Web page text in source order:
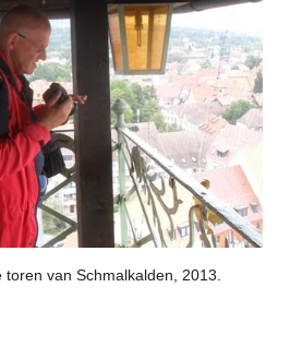
van Schmalkalden, 2013.